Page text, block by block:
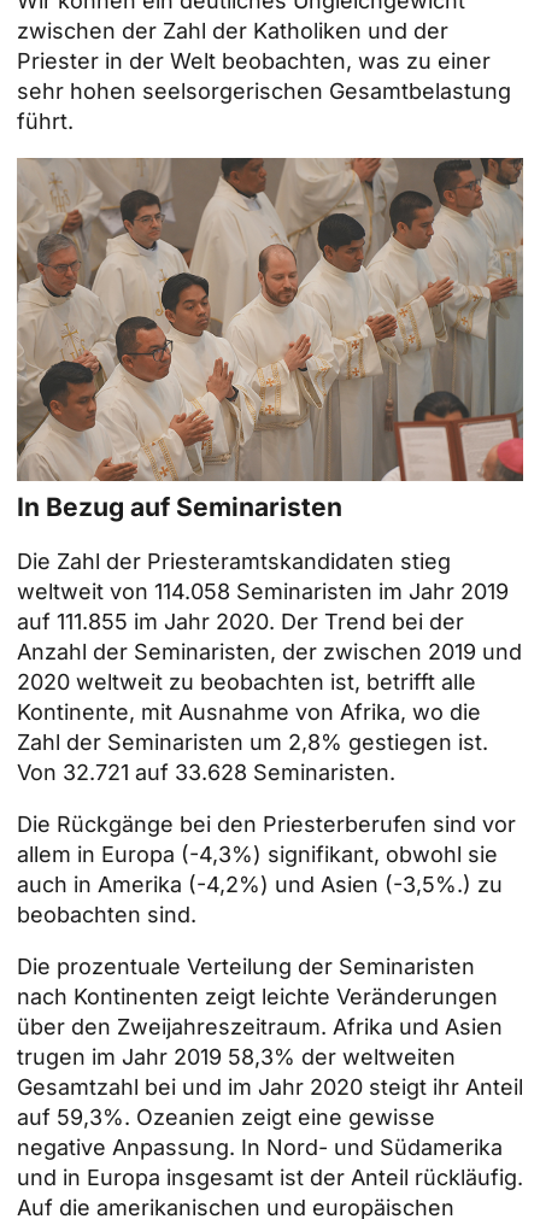
zwischen der Zahl der Katholiken und der
Priester in der Welt beobachten, was zu einer
sehr hohen seelsorgerischen Gesamtbelastung
führt.
In Bezug auf Seminaristen
Die Zahl der Priesteramtskandidaten stieg
weltweit von 114.058 Seminaristen im Jahr 2019
auf 111.855 im Jahr 2020. Der Trend bei der
Anzahl der Seminaristen, der zwischen 2019 und
2020 weltweit zu beobachten ist, betrifft alle
Kontinente, mit Ausnahme von Afrika, wo die
Zahl der Seminaristen um 2,8% gestiegen ist.
Von 32.721 auf 33.628 Seminaristen.
Die Rückgänge bei den Priesterberufen sind vor
allem in Europa (-4,3%) signifikant, obwohl sie
auch in Amerika (-4,2%) und Asien (-3,5%.) zu
beobachten sind.
Die prozentuale Verteilung der Seminaristen
nach Kontinenten zeigt leichte Veränderungen
über den Zweijahreszeitraum. Afrika und Asien
trugen im Jahr 2019 58,3% der weltweiten
Gesamtzahl bei und im Jahr 2020 steigt ihr Anteil
auf 59,3%. Ozeanien zeigt eine gewisse
negative Anpassung. In Nord- und Südamerika
und in Europa insgesamt ist der Anteil rückläufig.
Auf die amerikanischen und europäischen